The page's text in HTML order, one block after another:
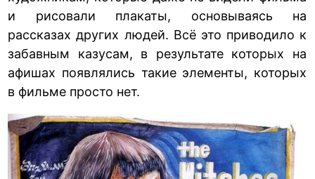
и рисовали плакаты, основываясь на
рассказах других людей. Всё это приводило к
забавным казусам, в результате которых на
афишах появлялись такие элементы, которых
в фильме просто нет.